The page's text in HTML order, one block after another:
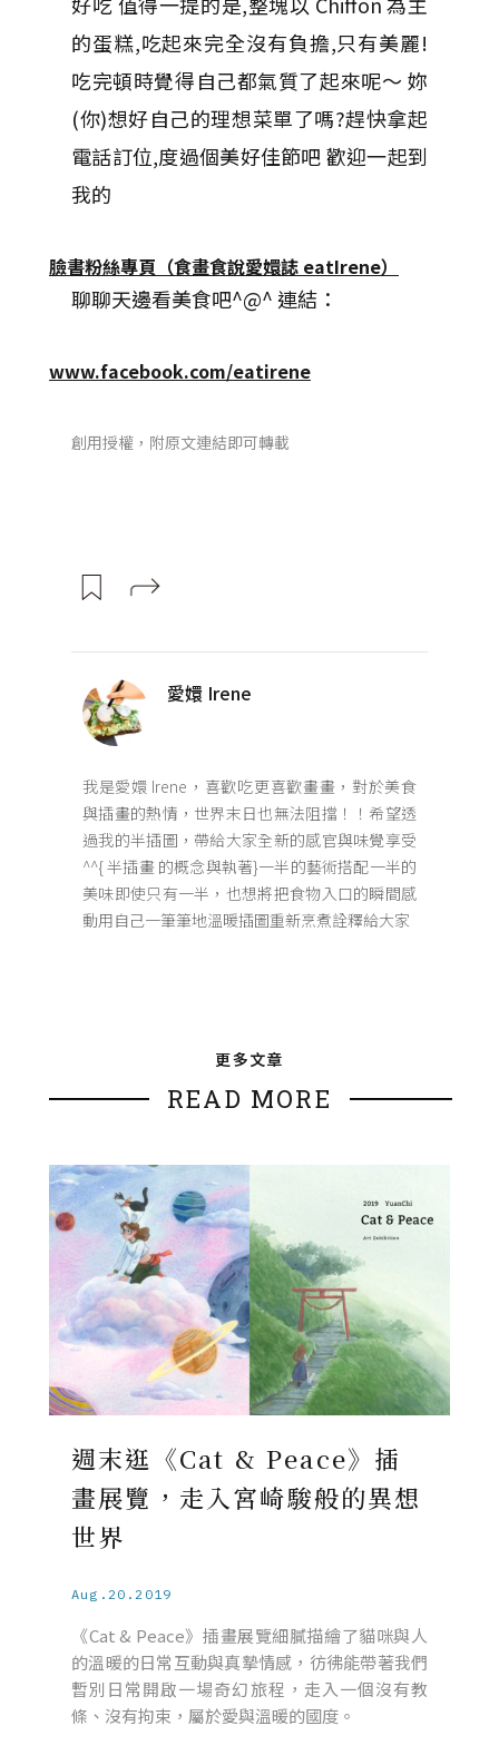
的蛋糕,吃起來完全沒有負擔,只有美麗!
吃完頓時覺得自己都氣質了起來呢～ 妳
(你)想好自己的理想菜單了嗎?趕快拿起
電話訂位,度過個美好佳節吧 歡迎一起到
我的
臉書粉絲專頁（食畫食說愛嬛誌 eatIrene）
聊聊天邊看美食吧^@^ 連結：
www.facebook.com/eatirene
創用授權，附原文連結即可轉載
愛嬛 Irene
我是愛嬛 Irene，喜歡吃更喜歡畫畫，對於美食
與插畫的熱情，世界末日也無法阻擋！！希望透
過我的半插圖，帶給大家全新的感官與味覺享受
^^{ 半插畫 的概念與執著}一半的藝術搭配一半的
美味即使只有一半，也想將把食物入口的瞬間感
動用自己一筆筆地溫暖插圖重新烹煮詮釋給大家
更多文章
READ MORE
週末逛《Cat & Peace》插
畫展覽，走入宮崎駿般的異想
世界
Aug.20.2019
《Cat & Peace》插畫展覽細膩描繪了貓咪與人
的溫暖的日常互動與真摯情感，彷彿能帶著我們
暫別日常開啟一場奇幻旅程，走入一個沒有教
條、沒有拘束，屬於愛與溫暖的國度。